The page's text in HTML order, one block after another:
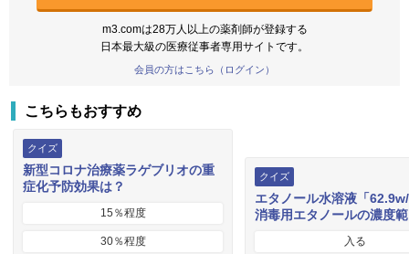
m3.comは28万人以上の薬剤師が登録する
日本最大級の医療従事者専用サイトです。
会員の方はこちら（ログイン）
こちらもおすすめ
クイズ
新型コロナ治療薬ラゲブリオの重
症化予防効果は？
15％程度
30％程度
クイズ
エタノール水溶液「
消毒用エタノールの濃度
入る